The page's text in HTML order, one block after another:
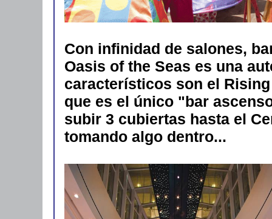
Con infinidad de salones,
Oasis of the Seas es una
característicos son el
que es el único "bar
subir 3 cubiertas hasta el
tomando algo dentro...